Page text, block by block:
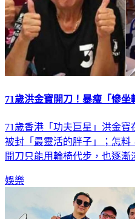
71歲洪金寶開刀！暴瘦「慘
71歲香港「功夫巨星」洪金
被封「最靈活的胖子」；怎
開刀只能用輪椅代步，也逐漸
娛樂